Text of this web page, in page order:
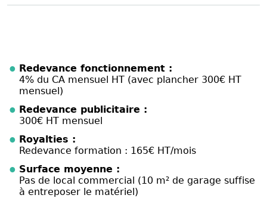
Redevance fonctionnement :
4% du CA mensuel HT (avec plancher 300€ HT
mensuel)
Redevance publicitaire :
300€ HT mensuel
Royalties :
Redevance formation : 165€ HT/mois
Surface moyenne :
Pas de local commercial (10 m² de garage suffise
à entreposer le matériel)